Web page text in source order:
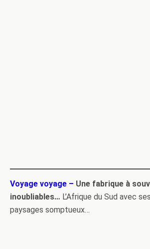
Voyage voyage – Une fabrique à
inoubliables… L’Afrique du Sud avec
paysages somptueux…